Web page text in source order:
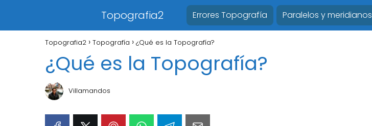
Topografia2 Errores Topografía Paralelos y meridianos
Topografia2 Topografía ¿Qué es la Topografía?
¿Qué es la Topografía?
Villamandos